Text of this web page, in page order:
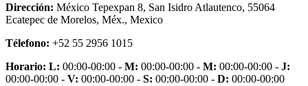
Dirección: México Tepexpan 8, San Isidro Atlautenco, 55064
Ecatepec de Morelos, Méx., Mexico
Télefono: +52 55 2956 1015
Horario: L: 00:00-00:00 - M: 00:00-00:00 - M: 00:00-00:00 - J:
00:00-00:00 - V: 00:00-00:00 - S: 00:00-00:00 - D: 00:00-00:00